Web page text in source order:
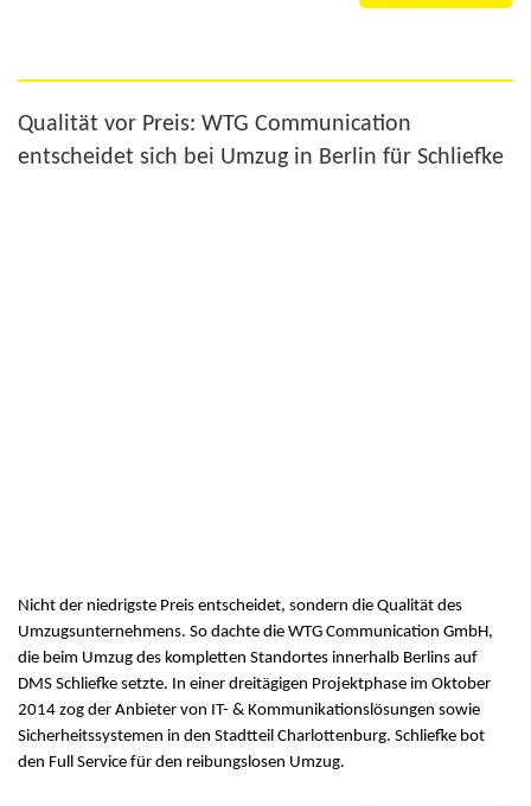
Qualität vor Preis: WTG Communication
entscheidet sich bei Umzug in Berlin für Schliefke
Nicht der niedrigste Preis entscheidet, sondern die Qualität des
Umzugsunternehmens. So dachte die WTG Communication GmbH,
die beim Umzug des kompletten Standortes innerhalb Berlins auf
DMS Schliefke setzte. In einer dreitägigen Projektphase im Oktober
2014 zog der Anbieter von IT- & Kommunikationslösungen sowie
Sicherheitssystemen in den Stadtteil Charlottenburg. Schliefke bot
den Full Service für den reibungslosen Umzug.